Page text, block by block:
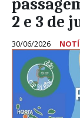
2 e 3 de
30/06/2026